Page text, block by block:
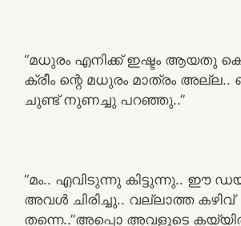
“മധുരം എനിക്ക് ഇഷ്ടം ആയതു
ക്രീം ന്റെ മധുരം മാത്രം അല്ല..
ചുണ്ട് നുണച്ചു പറഞ്ഞു..”
“മം.. എവിടുന്നു കിട്ടുന്നു.. ഈ
അവൾ ചിരിച്ചു.. വല്ലാത്ത കഴിവ്
തന്നെ..”അപ്പൊ അവളുടെ